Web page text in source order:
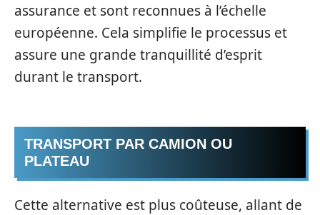
assurance et sont reconnues à l’échelle
européenne. Cela simplifie le processus et
assure une grande tranquillité d’esprit
durant le transport.
TRANSPORT PAR CAMION OU
PLATEAU
Cette alternative est plus coûteuse, allant de